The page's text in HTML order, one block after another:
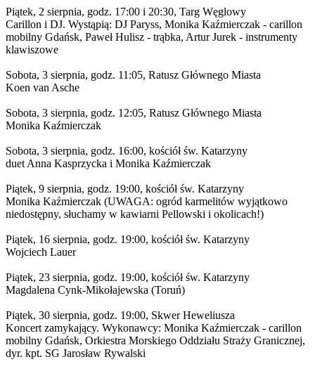
Piątek, 2 sierpnia, godz. 17:00 i 20:30, Targ Węglowy
Carillon i DJ. Wystąpią: DJ Paryss, Monika Kaźmierczak - carillon
mobilny Gdańsk, Paweł Hulisz - trąbka, Artur Jurek - instrumenty
klawiszowe
Sobota, 3 sierpnia, godz. 11:05, Ratusz Głównego Miasta
Koen van Asche
Sobota, 3 sierpnia, godz. 12:05, Ratusz Głównego Miasta
Monika Kaźmierczak
Sobota, 3 sierpnia, godz. 16:00, kościół św. Katarzyny
duet Anna Kasprzycka i Monika Kaźmierczak
Piątek, 9 sierpnia, godz. 19:00, kościół św. Katarzyny
Monika Kaźmierczak (UWAGA: ogród karmelitów wyjątkowo
niedostępny, słuchamy w kawiarni Pellowski i okolicach!)
Piątek, 16 sierpnia, godz. 19:00, kościół św. Katarzyny
Wojciech Lauer
Piątek, 23 sierpnia, godz. 19:00, kościół św. Katarzyny
Magdalena Cynk-Mikołajewska (Toruń)
Piątek, 30 sierpnia, godz. 19:00, Skwer Heweliusza
Koncert zamykający. Wykonawcy: Monika Kaźmierczak - carillon
mobilny Gdańsk, Orkiestra Morskiego Oddziału Straży Granicznej,
dyr. kpt. SG Jarosław Rywalski